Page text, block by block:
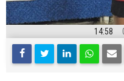
14:58